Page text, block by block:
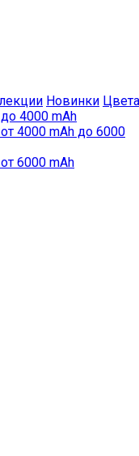
Новинки Цвета
4000 mAh
4000 mAh до 6000
6000 mAh